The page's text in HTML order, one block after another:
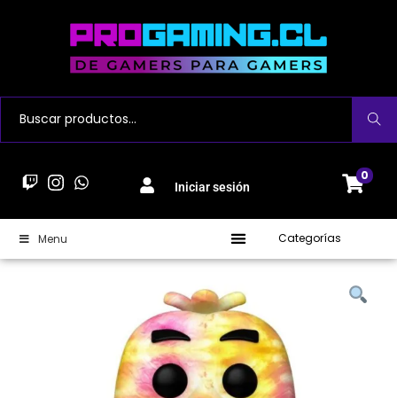
Buscar
Iniciar sesión
0
Menu Categorías